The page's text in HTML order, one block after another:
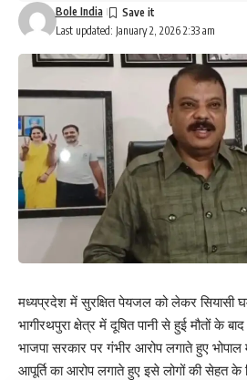
Last updated: January 2, 2026 2:33 am
Bole India
मध्यप्रदेश में सुरक्षित पेयजल को लेकर सियासी
भागीरथपुरा क्षेत्र में दूषित पानी से हुई मौतों के
भाजपा सरकार पर गंभीर आरोप लगाते हुए भोपाल
आपूर्ति का आरोप लगाते हुए इसे लोगों की सेहत के